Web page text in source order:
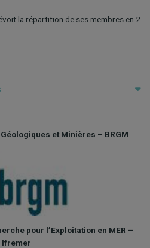
la répartition de ses membres en 2
et Minières – BRGM
pour l’Exploitation en MER –
Ifremer